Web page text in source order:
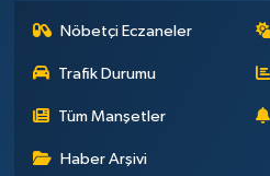
Nöbetçi Eczaneler
Trafik Durumu
Tüm Manşetler
Haber Arşivi